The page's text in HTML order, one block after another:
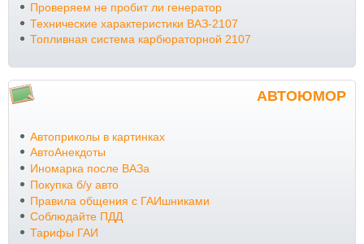
Проверяем не пробит ли генератор
Технические характеристики ВАЗ-2107
Топливная система карбюраторной 2107
АВТОЮМОР
Автоприколы в картинках
АвтоАнекдоты
Иномарка после ВАЗа
Покупка б/у авто
Правила общения с ГАИшниками
Соблюдайте ПДД
Тарифы ГАИ